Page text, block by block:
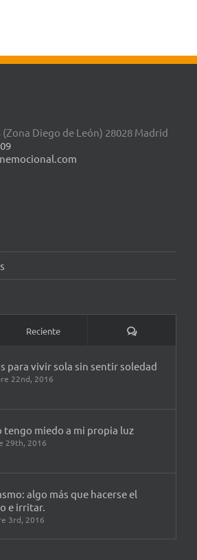
Diego de León) 28028 Madrid
Reciente Comentarios
para vivir sola sin sentir soledad
22nd, 2016
tengo miedo a mi propia luz
29th, 2016
algo más que hacerse el
e irritar.
3rd, 2016